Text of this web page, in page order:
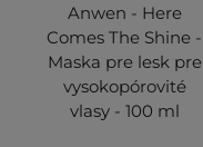
Anwen - Here
Comes The Shine -
Maska pre lesk pre
vysokopórovité
vlasy - 100 ml